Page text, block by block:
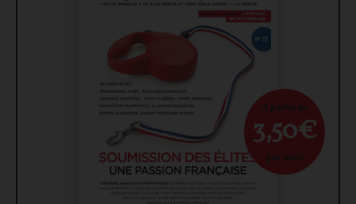
À partir de
3,50€
par mois